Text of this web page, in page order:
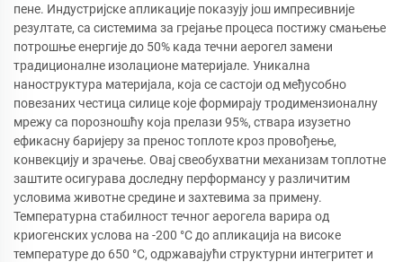
пене. Индустријске апликације показују још импресивније
резултате, са системима за грејање процеса постижу смањење
потрошње енергије до 50% када течни аерогел замени
традиционалне изолационе материјале. Уникална
наноструктура материјала, која се састоји од међусобно
повезаних честица силице које формирају тродимензионалну
мрежу са порозношћу која прелази 95%, ствара изузетно
ефикасну баријеру за пренос топлоте кроз провођење,
конвекцију и зрачење. Овај свеобухватни механизам топлотне
заштите осигурава доследну перформансу у различитим
условима животне средине и захтевима за примену.
Температурна стабилност течног аерогела варира од
криогенских услова на -200 °C до апликација на високе
температуре до 650 °C, одржавајући структурни интегритет и